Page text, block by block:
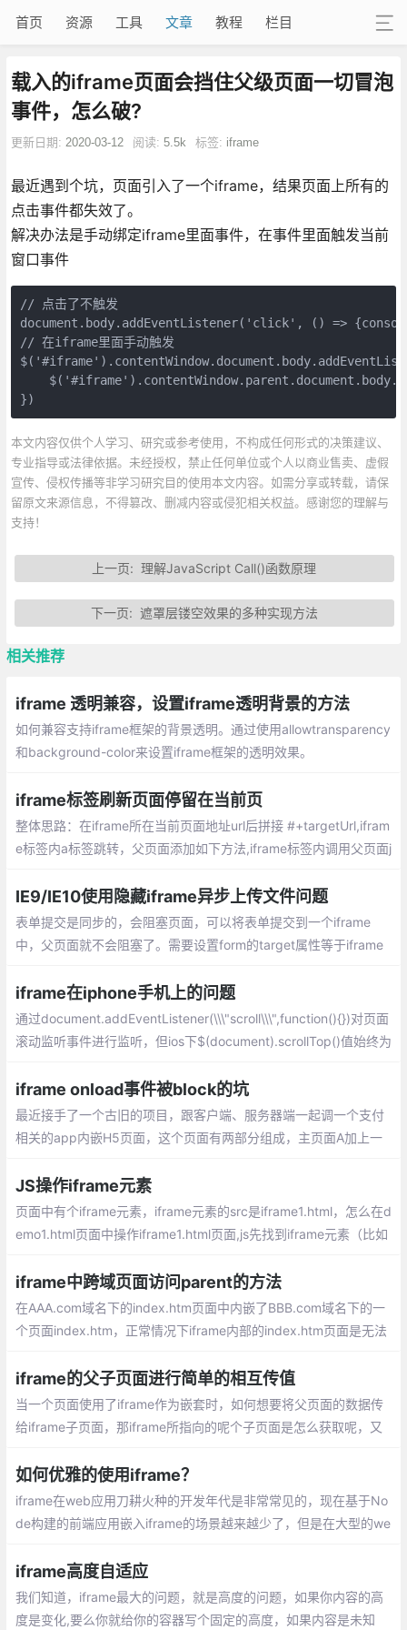
首页 资源 工具 文章 教程 栏目
载入的iframe页面会挡住父级页面一切冒泡
事件，怎么破?
更新日期: 2020-03-12 阅读: 5.5k 标签: iframe
最近遇到个坑，页面引入了一个iframe，结果页面上所有的
点击事件都失效了。
解决办法是手动绑定iframe里面事件，在事件里面触发当前
窗口事件
// 点击了不触发
document.body.addEventListener('click', () =>
// 在iframe里面手动触发
})
本文内容仅供个人学习、研究或参考使用，不构成任何形式的决策建议、
专业指导或法律依据。未经授权，禁止任何单位或个人以商业售卖、虚假
宣传、侵权传播等非学习研究目的使用本文内容。如需分享或转载，请保
留原文来源信息，不得篡改、删减内容或侵犯相关权益。感谢您的理解与
支持！
上一页:理解JavaScript Call()函数原理
下一页: 遮罩层镂空效果的多种实现方法
相关推荐
iframe 透明兼容，设置iframe透明背景的方法
如何兼容支持iframe框架的背景透明。通过使用allowtransparency
和background-color来设置iframe框架的透明效果。
iframe标签刷新页面停留在当前页
整体思路：在iframe所在当前页面地址url后拼接 #+targetUrl,ifram
e标签内a标签跳转，父页面添加如下方法,iframe标签内调用父页面j
IE9/IE10使用隐藏iframe异步上传文件问题
表单提交是同步的，会阻塞页面，可以将表单提交到一个iframe
中，父页面就不会阻塞了。需要设置form的target属性等于iframe
script脚本作为http响应流，执行javascript。
iframe在iphone手机上的问题
通过document.addEventListener(\\\"scroll\\\",function(){})对页面
滚动监听事件进行监听，但ios下$(document).scrollTop()值始终为
iframe onload事件被block的坑
最近接手了一个古旧的项目，跟客户端、服务器端一起调一个支付
相关的app内嵌H5页面，这个页面有两部分组成，主页面A加上一
个页面之间的交互采用postMessage+hashChange
JS操作iframe元素
页面中有个iframe元素，iframe元素的src是iframe1.html，怎么在d
emo1.html页面中操作iframe1.html页面,js先找到iframe元素（比如
ml这个页面的window
iframe中跨域页面访问parent的方法
在AAA.com域名下的index.htm页面中内嵌了BBB.com域名下的一
个页面index.htm，正常情况下iframe内部的index.htm页面是无法
但我们经常又需要做一些参数回传的事情怎么办呢？以上的这种实
现方式就很好的解决了这个问题
iframe的父子页面进行简单的相互传值
当一个页面使用了iframe作为嵌套时，如何想要将父页面的数据传
给iframe子页面，那iframe所指向的呢个子页面是怎么获取呢，又
的数据呢？
如何优雅的使用iframe？
iframe在web应用刀耕火种的开发年代是非常常见的，现在基于No
de构建的前端应用嵌入iframe的场景越来越少了，但是在大型的we
中，方便用户在一个系统中去进行业务操作
iframe高度自适应
我们知道，iframe最大的问题，就是高度的问题，如果你内容的高
度是变化,要么你就给你的容器写个固定的高度，如果内容是未知